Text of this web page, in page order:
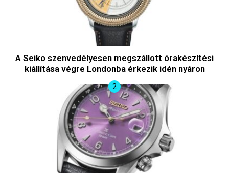
A Seiko szenvedélyesen megszállott órakészítési
kiállítása végre Londonba érkezik idén nyáron